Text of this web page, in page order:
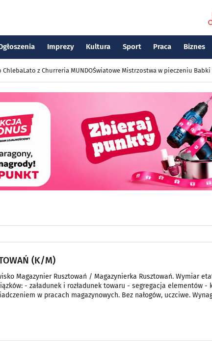
Imprezy Kultura Sport Praca Biznes
ChlebaLato z Churreria MUNDOŚwiatowe Mistrzostwa w pieczeniu
(K/M)
Magazynier Rusztowań / Magazynierka Rusztowań. Wymiar
- załadunek i rozładunek towaru - segregacja elementów
w pracach magazynowych. Bez nałogów, uczciwe.